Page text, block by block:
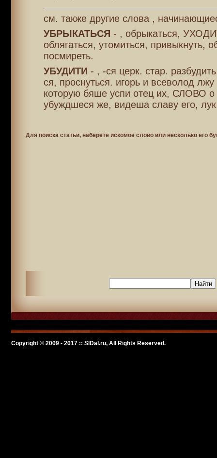
см. также другие слова ,
УБРЫКАТЬСЯ - , обрыкаться,
облягаться, утомиться, привыкнуть,
посмиреть.
УБУДИТИ - , -ся церк. стар.
ся, проснуться. игорь и всеволод лжу
которую бяше успи отец их, СЛОВО о
убуждшеся же, видеша славу его,
Для поиска статьи, наберете искомое слово или несколько его
Copyright © 2009 - 2017 :: SlDal.ru, All Rights Reserved.